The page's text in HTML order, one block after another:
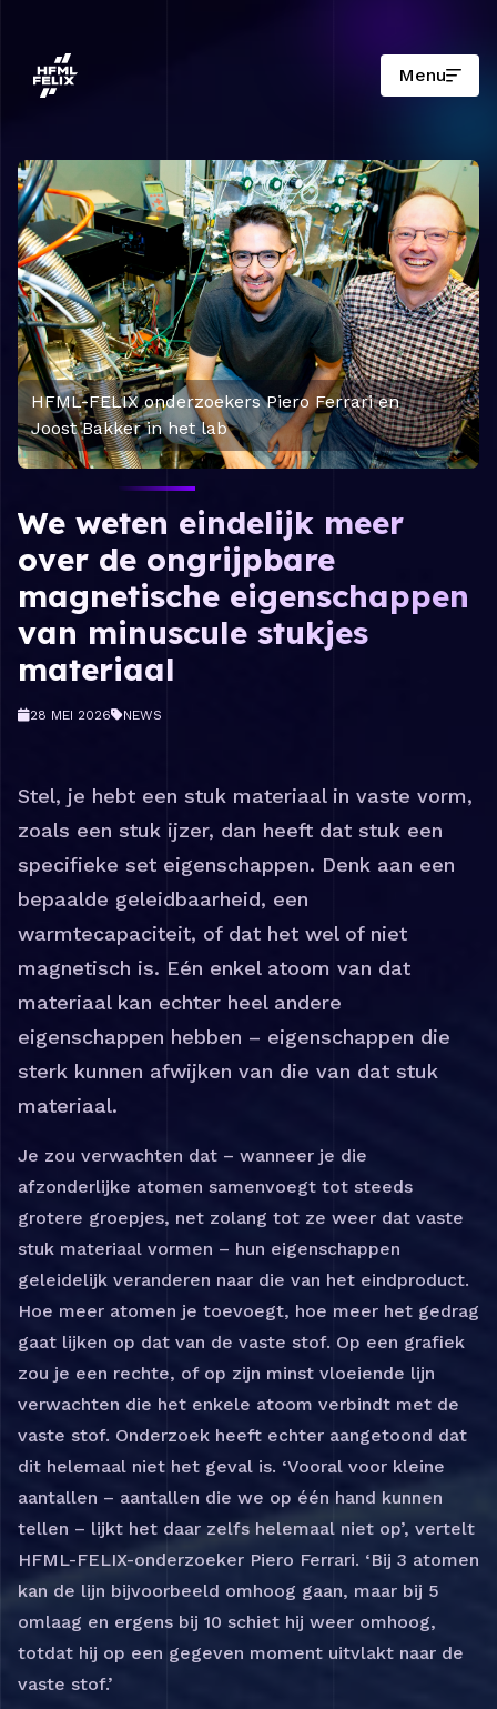
Menu
HFML-FELIX onderzoekers Piero Ferrari en
Joost Bakker in het lab
We weten eindelijk meer
over de ongrijpbare
magnetische eigenschappen
van minuscule stukjes
materiaal
28 MEI 2026 NEWS
Stel, je hebt een stuk materiaal in vaste vorm,
zoals een stuk ijzer, dan heeft dat stuk een
specifieke set eigenschappen. Denk aan een
bepaalde geleidbaarheid, een
warmtecapaciteit, of dat het wel of niet
magnetisch is. Eén enkel atoom van dat
materiaal kan echter heel andere
eigenschappen hebben – eigenschappen die
sterk kunnen afwijken van die van dat stuk
materiaal.
Je zou verwachten dat – wanneer je die
afzonderlijke atomen samenvoegt tot steeds
grotere groepjes, net zolang tot ze weer dat vaste
stuk materiaal vormen – hun eigenschappen
geleidelijk veranderen naar die van het eindproduct.
Hoe meer atomen je toevoegt, hoe meer het gedrag
gaat lijken op dat van de vaste stof. Op een grafiek
zou je een rechte, of op zijn minst vloeiende lijn
verwachten die het enkele atoom verbindt met de
vaste stof. Onderzoek heeft echter aangetoond dat
dit helemaal niet het geval is. ‘Vooral voor kleine
aantallen – aantallen die we op één hand kunnen
tellen – lijkt het daar zelfs helemaal niet op’, vertelt
HFML-FELIX-onderzoeker Piero Ferrari. ‘Bij 3 atomen
kan de lijn bijvoorbeeld omhoog gaan, maar bij 5
omlaag en ergens bij 10 schiet hij weer omhoog,
totdat hij op een gegeven moment uitvlakt naar de
vaste stof.’